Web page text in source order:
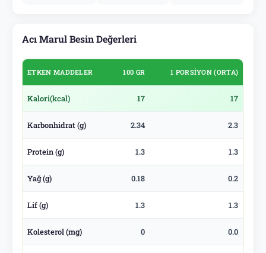
Acı Marul Besin Değerleri
ETKEN MADDELER 100 GR 1 PORSIYON (ORTA)
Kalori(kcal) 17 17
Karbonhidrat (g) 2.34 2.3
Protein (g) 1.3 1.3
Yağ (g) 0.18 0.2
Lif (g) 1.3 1.3
Kolesterol (mg) 0 0.0